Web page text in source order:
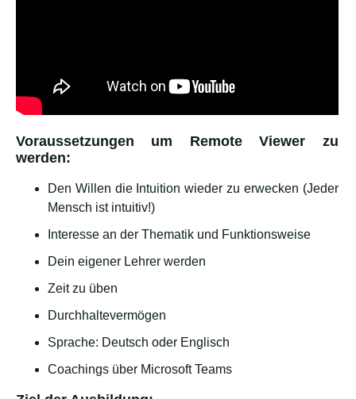
Voraussetzungen um Remote Viewer zu
werden:
Den Willen die Intuition wieder zu erwecken (Jeder
Mensch ist intuitiv!)
Interesse an der Thematik und Funktionsweise
Dein eigener Lehrer werden
Zeit zu üben
Durchhaltevermögen
Sprache: Deutsch oder Englisch
Coachings über Microsoft Teams